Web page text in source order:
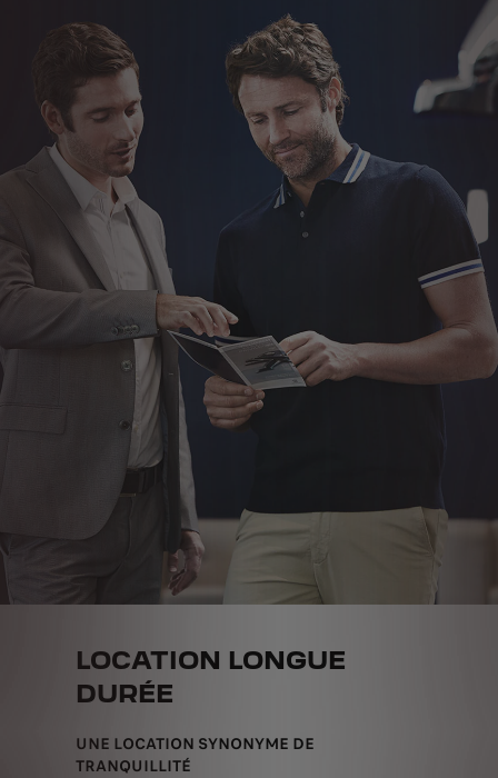
LOCATION LONGUE
DURÉE
UNE LOCATION SYNONYME DE
TRANQUILLITÉ